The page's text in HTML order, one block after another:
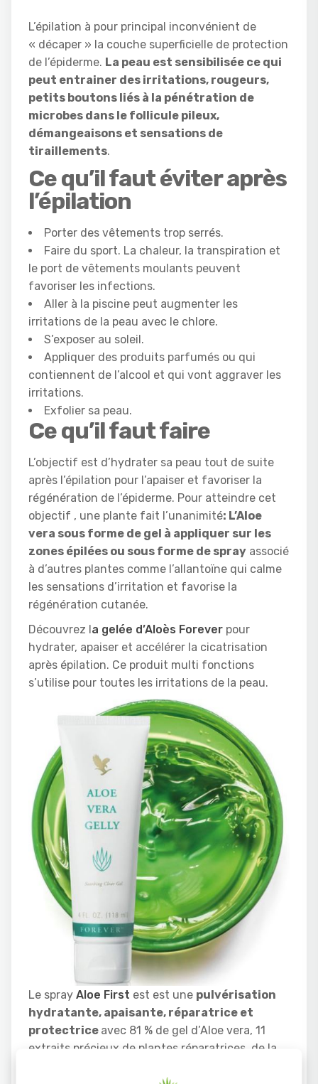
L’épilation à pour principal inconvénient de
« décaper » la couche superficielle de protection
de l’épiderme. La peau est sensibilisée ce qui
peut entrainer des irritations, rougeurs,
petits boutons liés à la pénétration de
microbes dans le follicule pileux,
démangeaisons et sensations de
tiraillements.
Ce qu’il faut éviter après
l’épilation
Porter des vêtements trop serrés.
Faire du sport. La chaleur, la transpiration et
le port de vêtements moulants peuvent
favoriser les infections.
Aller à la piscine peut augmenter les
irritations de la peau avec le chlore.
S’exposer au soleil.
Appliquer des produits parfumés ou qui
contiennent de l’alcool et qui vont aggraver les
irritations.
Exfolier sa peau.
Ce qu’il faut faire
L’objectif est d’hydrater sa peau tout de suite
après l’épilation pour l’apaiser et favoriser la
régénération de l’épiderme. Pour atteindre cet
objectif , une plante fait l’unanimité: L’Aloe
vera sous forme de gel à appliquer sur les
zones épilées ou sous forme de spray associé
à d’autres plantes comme l’allantoïne qui calme
les sensations d’irritation et favorise la
régénération cutanée.
Découvrez la gelée d’Aloès Forever pour
hydrater, apaiser et accélérer la cicatrisation
après épilation. Ce produit multi fonctions
s’utilise pour toutes les irritations de la peau.
Le spray Aloe First est est une pulvérisation
hydratante, apaisante, réparatrice et
protectrice avec 81 % de gel d’Aloe vera, 11
extraits précieux de plantes réparatrices, de la